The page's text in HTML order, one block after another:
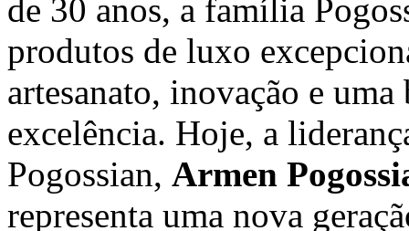
de 30 anos, a família
produtos de luxo
artesanato, inovação e
excelência. Hoje, a
Pogossian, Armen
representa uma nova